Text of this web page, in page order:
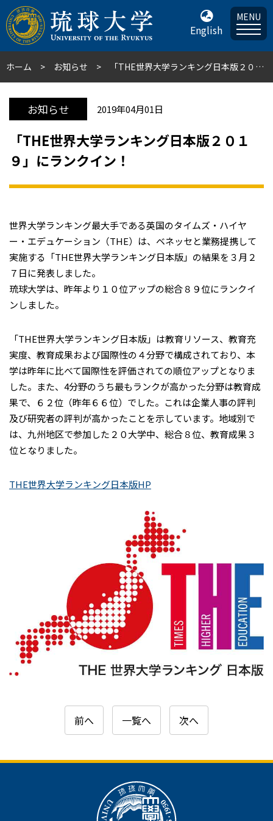
English
MENU
ホーム お知らせ 「THE世界大学ランキング日本版２０１９」にランクイン！
お知らせ 2019年04月01日
「THE世界大学ランキング日本版２０１
９」にランクイン！
世界大学ランキング最大手である英国のタイムズ・ハイヤ
ー・エデュケーション（THE）は、ベネッセと業務提携して
実施する「THE世界大学ランキング日本版」の結果を３月２
７日に発表しました。
琉球大学は、昨年より１０位アップの総合８９位にランクイ
ンしました。
「THE世界大学ランキング日本版」は教育リソース、教育充
実度、教育成果および国際性の４分野で構成されており、本
学は昨年に比べて国際性を評価されての順位アップとなりま
した。また、4分野のうち最もランクが高かった分野は教育成
果で、６２位（昨年６６位）でした。これは企業人事の評判
及び研究者の評判が高かったことを示しています。地域別で
は、九州地区で参加した２０大学中、総合８位、教育成果３
位となりました。
THE世界大学ランキング日本版HP
前へ 一覧へ 次へ